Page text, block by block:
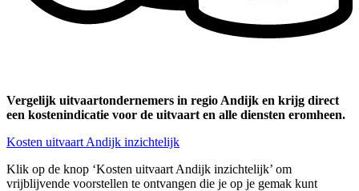
Vergelijk uitvaartondernemers in regio Andijk en krijg direct
een kostenindicatie voor de uitvaart en alle diensten eromheen.
Kosten uitvaart Andijk inzichtelijk
Klik op de knop ‘Kosten uitvaart Andijk inzichtelijk’ om
vrijblijvende voorstellen te ontvangen die je op je gemak kunt